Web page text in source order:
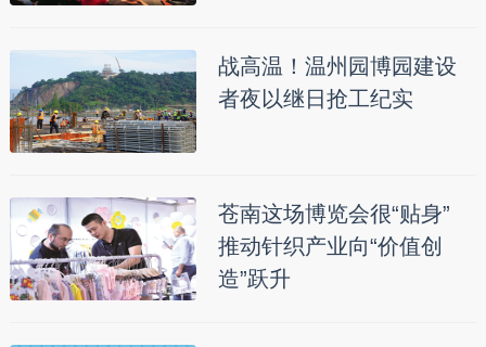
战高温！温州园博园建设
者夜以继日抢工纪实
苍南这场博览会很“贴身”
推动针织产业向“价值创
造”跃升